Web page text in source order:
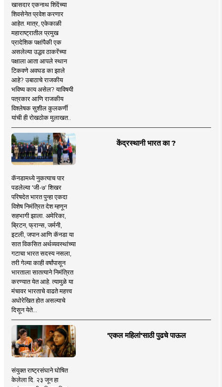
खासदार एकनाथ शिंदेंच्या
शिवसेनेत प्रवेश करणार
आहेत. मात्र, एकेकाळी
महाराष्ट्रातील प्रमुख
प्रादेशिक पक्षांपैकी एक
असलेल्या उद्धव ठाकरेंच्या
पक्षाला आता आपले स्थान
टिकवणे अवघड का झाले
आहे? उबाठाचे राजकीय
भविष्य काय असेल? याविषयी
पत्रकार आणि राजकीय
विश्लेषक सुशील कुलकर्णी
यांची ही रोखठोक मुलाखत..
केंद्रस्थानी भारत का ?
कॅनडामध्ये नुकत्याच पार
पडलेल्या 'जी-७' शिखर
परिषदेत भारत पुन्हा एकदा
विशेष निमंत्रित देश म्हणून
सहभागी झाला. अमेरिका,
ब्रिटन, फ्रान्स, जर्मनी,
इटली, जपान आणि कॅनडा या
सात विकसित अर्थव्यवस्थांच्या
गटाचा भारत सदस्य नसला,
तरी गेल्या काही वर्षांपासून
भारताला सातत्याने निमंत्रित
करण्यात येत आहे. त्यामुळे या
मंचावर भारताचे वाढते महत्त्व
अधोरेखित होत असल्याचे
दिसून येते...
'एकल महिलां'साठी पुढचे पाऊल
संयुक्त राष्ट्रसंघाने घोषित
केलेला दि. २३ जून हा